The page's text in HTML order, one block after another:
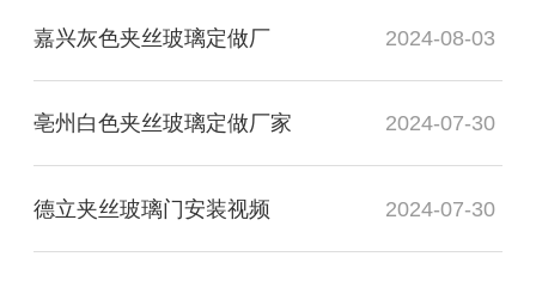
嘉兴灰色夹丝玻璃定做厂 2024-08-03
亳州白色夹丝玻璃定做厂家 2024-07-30
德立夹丝玻璃门安装视频 2024-07-30